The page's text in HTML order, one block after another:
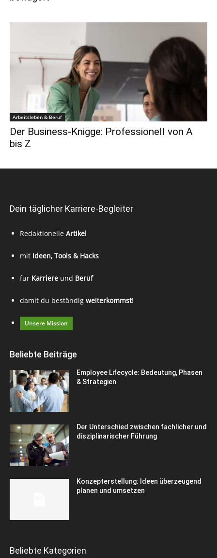
Arbeitsleben & Beruf
Der Business-Knigge: Professionell von A
bis Z
Dein täglicher Karriere-Begleiter
Redaktionelle Artikel
mit Ideen, Tools & Hacks
für Karriere und Beruf
damit du beständig weiterkommst!
Unsere Mission
Beliebte Beiträge
Employee Lifecycle: Bedeutung, Phasen
& Strategien
Der Unterschied zwischen fachlicher und
disziplinarischer Führung
Konzepterstellung: Ideen überzeugend
planen und umsetzen
Beliebte Kategorien